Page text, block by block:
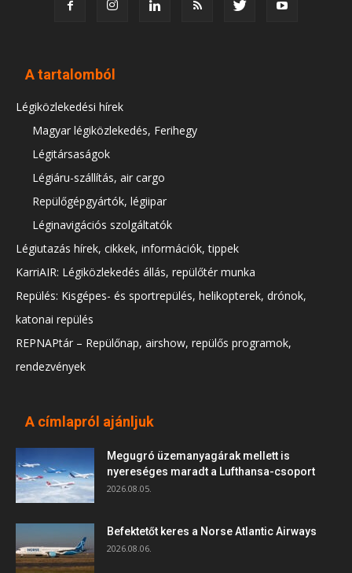
A tartalomból
Légiközlekedési hírek
Magyar légiközlekedés, Ferihegy
Légitársaságok
Légiáru-szállítás, air cargo
Repülőgépgyártók, légiipar
Léginavigációs szolgáltatók
Légiutazás hírek, cikkek, információk, tippek
KarriAIR: Légiközlekedés állás, repülőtér munka
Repülés: Kisgépes- és sportrepülés, helikopterek, drónok,
katonai repülés
REPNAPtár – Repülőnap, airshow, repülős programok,
rendezvények
A címlapról ajánljuk
Megugró üzemanyagárak mellett is
nyereséges maradt a Lufthansa-csoport
2026.08.05.
Befektetőt keres a Norse Atlantic Airways
2026.08.06.